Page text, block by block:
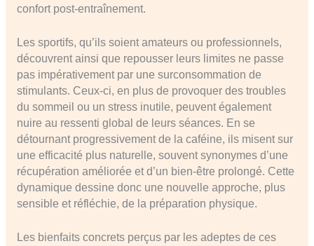
confort post-entraînement.
Les sportifs, qu’ils soient amateurs ou professionnels,
découvrent ainsi que repousser leurs limites ne passe
pas impérativement par une surconsommation de
stimulants. Ceux-ci, en plus de provoquer des troubles
du sommeil ou un stress inutile, peuvent également
nuire au ressenti global de leurs séances. En se
détournant progressivement de la caféine, ils misent sur
une efficacité plus naturelle, souvent synonymes d’une
récupération améliorée et d’un bien-être prolongé. Cette
dynamique dessine donc une nouvelle approche, plus
sensible et réfléchie, de la préparation physique.
Les bienfaits concrets perçus par les adeptes de ces